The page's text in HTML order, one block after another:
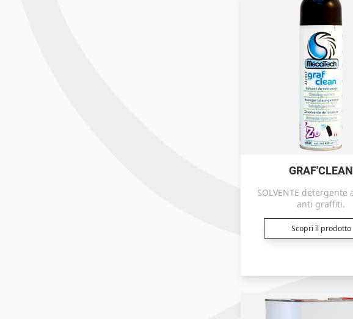
GRAF'CLEAN
SOLVENTE detergente anti-tag,
anti graffiti.
Scopri il prodotto